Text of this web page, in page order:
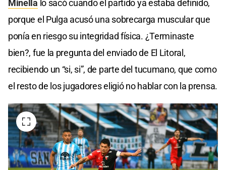
Minella lo sacó cuando el partido ya estaba definido,
porque el Pulga acusó una sobrecarga muscular que
ponía en riesgo su integridad física. ¿Terminaste
bien?, fue la pregunta del enviado de El Litoral,
recibiendo un “si, si”, de parte del tucumano, que como
el resto de los jugadores eligió no hablar con la prensa.